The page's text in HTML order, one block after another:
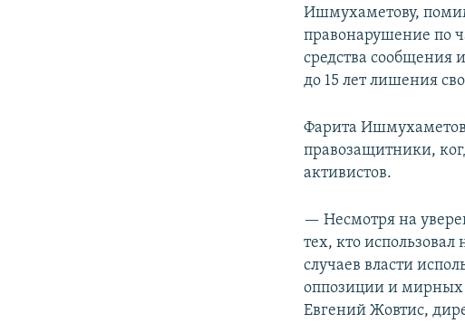
Ишмухаметову,
правонарушение по
средства сообщения
до 15 лет лишения
Фарита
правозащитники,
активистов.
— Несмотря на
тех, кто
случаев власти
оппозиции и мирных
Евгений Жовтис,